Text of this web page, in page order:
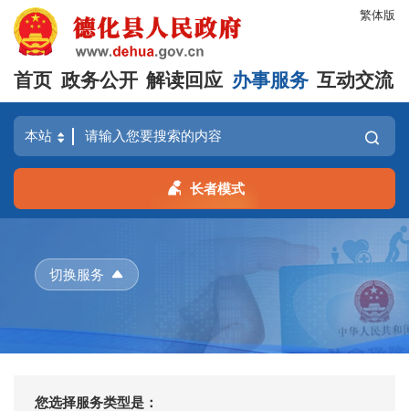
繁体版
首页 政务公开 解读回应 办事服务 互动交流
长者模式
切换服务
您选择服务类型是：